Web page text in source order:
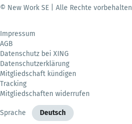
© New Work SE | Alle Rechte vorbehalten
Impressum
AGB
Datenschutz bei XING
Datenschutzerklärung
Mitgliedschaft kündigen
Tracking
Mitgliedschaften widerrufen
Sprache Deutsch